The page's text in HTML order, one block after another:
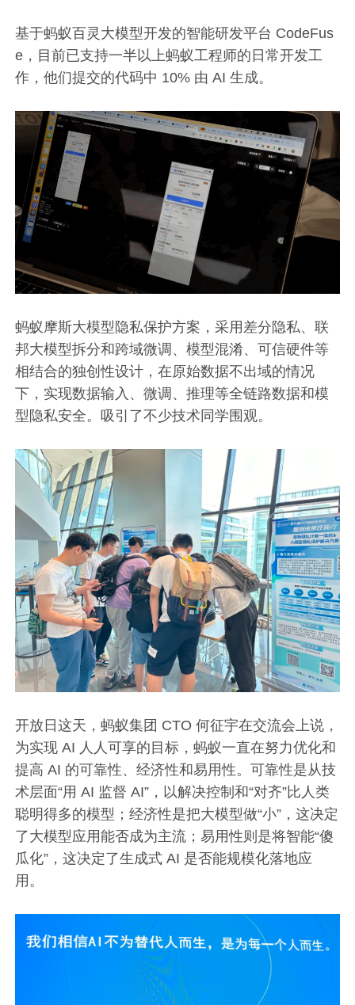
基于蚂蚁百灵大模型开发的智能研发平台 CodeFus
e，目前已支持一半以上蚂蚁工程师的日常开发工
作，他们提交的代码中 10% 由 AI 生成。
蚂蚁摩斯大模型隐私保护方案，采用差分隐私、联
邦大模型拆分和跨域微调、模型混淆、可信硬件等
相结合的独创性设计，在原始数据不出域的情况
下，实现数据输入、微调、推理等全链路数据和模
型隐私安全。吸引了不少技术同学围观。
开放日这天，蚂蚁集团 CTO 何征宇在交流会上说，
为实现 AI 人人可享的目标，蚂蚁一直在努力优化和
提高 AI 的可靠性、经济性和易用性。可靠性是从技
术层面“用 AI 监督 AI”，以解决控制和“对齐”比人类
聪明得多的模型；经济性是把大模型做“小”，这决定
了大模型应用能否成为主流；易用性则是将智能“傻
瓜化”，这决定了生成式 AI 是否能规模化落地应
用。